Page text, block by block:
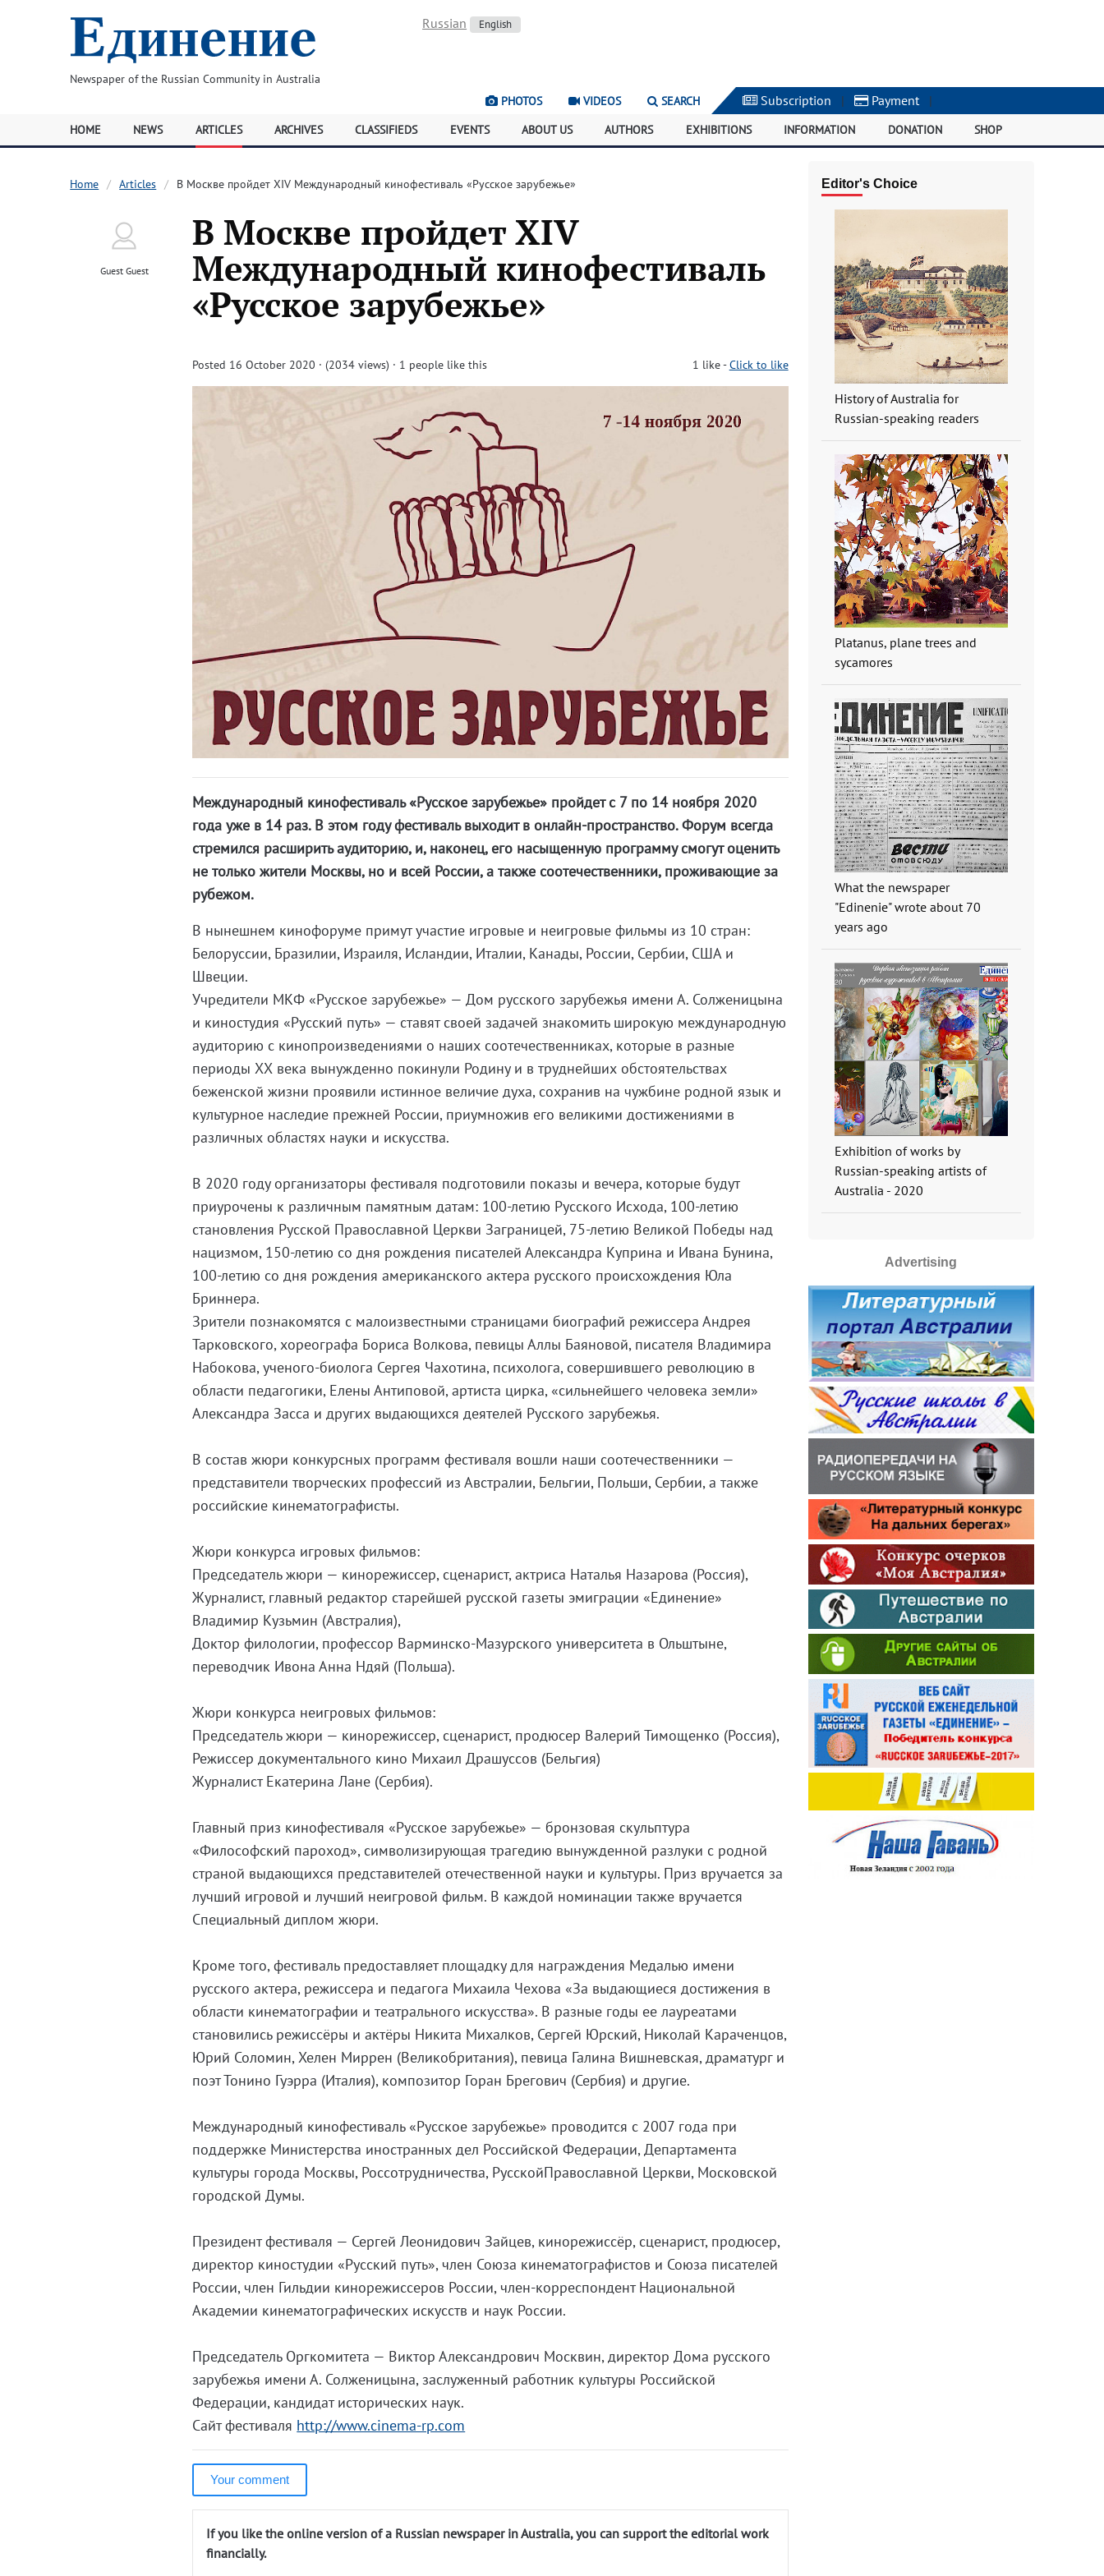
Newspaper of the Russian Community in Australia
Russian English
PHOTOS VIDEOS SEARCH Subscription | Payment |
HOME NEWS ARTICLES ARCHIVES CLASSIFIEDS EVENTS ABOUT US AUTHORS EXHIBITIONS INFORMATION DONATION SHOP
Home Articles В Москве пройдет XIV Международный кинофестиваль «Русское зарубежье»
Guest Guest
В Москве пройдет XIV
Международный кинофестиваль
«Русское зарубежье»
Posted 16 October 2020 · (2034 views) · 1 people like this 1 like-Click to like
Международный кинофестиваль «Русское зарубежье» пройдет с 7 по 14 ноября 2020
года уже в 14 раз. В этом году фестиваль выходит в онлайн-пространство. Форум всегда
стремился расширить аудиторию, и, наконец, его насыщенную программу смогут оценить
не только жители Москвы, но и всей России, а также соотечественники, проживающие за
рубежом.
В нынешнем кинофоруме примут участие игровые и неигровые фильмы из 10 стран:
Белоруссии, Бразилии, Израиля, Исландии, Италии, Канады, России, Сербии, США и
Швеции.
Учредители МКФ «Русское зарубежье» — Дом русского зарубежья имени А. Солженицына
и киностудия «Русский путь» — ставят своей задачей знакомить широкую международную
аудиторию с кинопроизведениями о наших соотечественниках, которые в разные
периоды ХХ века вынужденно покинули Родину и в труднейших обстоятельствах
беженской жизни проявили истинное величие духа, сохранив на чужбине родной язык и
культурное наследие прежней России, приумножив его великими достижениями в
различных областях науки и искусства.
В 2020 году организаторы фестиваля подготовили показы и вечера, которые будут
приурочены к различным памятным датам: 100-летию Русского Исхода, 100-летию
становления Русской Православной Церкви Заграницей, 75-летию Великой Победы над
нацизмом, 150-летию со дня рождения писателей Александра Куприна и Ивана Бунина,
100-летию со дня рождения американского актера русского происхождения Юла
Бриннера.
Зрители познакомятся с малоизвестными страницами биографий режиссера Андрея
Тарковского, хореографа Бориса Волкова, певицы Аллы Баяновой, писателя Владимира
Набокова, ученого-биолога Сергея Чахотина, психолога, совершившего революцию в
области педагогики, Елены Антиповой, артиста цирка, «сильнейшего человека земли»
Александра Засса и других выдающихся деятелей Русского зарубежья.
В состав жюри конкурсных программ фестиваля вошли наши соотечественники —
представители творческих профессий из Австралии, Бельгии, Польши, Сербии, а также
российские кинематографисты.
Жюри конкурса игровых фильмов:
Председатель жюри — кинорежиссер, сценарист, актриса Наталья Назарова (Россия),
Журналист, главный редактор старейшей русской газеты эмиграции «Единение»
Владимир Кузьмин (Австралия),
Доктор филологии, профессор Варминско-Мазурского университета в Ольштыне,
переводчик Ивона Анна Ндяй (Польша).
Жюри конкурса неигровых фильмов:
Председатель жюри — кинорежиссер, сценарист, продюсер Валерий Тимощенко (Россия),
Режиссер документального кино Михаил Драшуссов (Бельгия)
Журналист Екатерина Лане (Сербия).
Главный приз кинофестиваля «Русское зарубежье» — бронзовая скульптура
«Философский пароход», символизирующая трагедию вынужденной разлуки с родной
страной выдающихся представителей отечественной науки и культуры. Приз вручается за
лучший игровой и лучший неигровой фильм. В каждой номинации также вручается
Специальный диплом жюри.
Кроме того, фестиваль предоставляет площадку для награждения Медалью имени
русского актера, режиссера и педагога Михаила Чехова «За выдающиеся достижения в
области кинематографии и театрального искусства». В разные годы ее лауреатами
становились режиссёры и актёры Никита Михалков, Сергей Юрский, Николай Караченцов,
Юрий Соломин, Хелен Миррен (Великобритания), певица Галина Вишневская, драматург и
поэт Тонино Гуэрра (Италия), композитор Горан Брегович (Сербия) и другие.
Международный кинофестиваль «Русское зарубежье» проводится с 2007 года при
поддержке Министерства иностранных дел Российской Федерации, Департамента
культуры города Москвы, Россотрудничества, РусскойПравославной Церкви, Московской
городской Думы.
Президент фестиваля — Сергей Леонидович Зайцев, кинорежиссёр, сценарист, продюсер,
директор киностудии «Русский путь», член Союза кинематографистов и Союза писателей
России, член Гильдии кинорежиссеров России, член-корреспондент Национальной
Академии кинематографических искусств и наук России.
Председатель Оргкомитета — Виктор Александрович Москвин, директор Дома русского
зарубежья имени А. Солженицына, заслуженный работник культуры Российской
Федерации, кандидат исторических наук.
Сайт фестиваля http://www.cinema-rp.com
Your comment
If you like the online version of a Russian newspaper in Australia, you can support the editorial work
financially.
Editor's Choice
History of Australia for
Russian-speaking readers
Platanus, plane trees and
sycamores
What the newspaper
"Edinenie" wrote about 70
years ago
Exhibition of works by
Russian-speaking artists of
Australia - 2020
Advertising